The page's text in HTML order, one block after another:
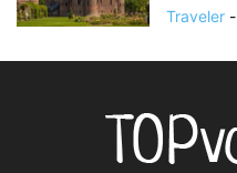
Traveler -